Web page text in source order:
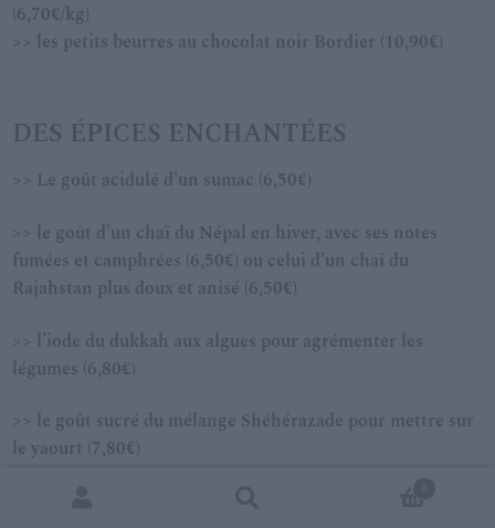
(6,70€/kg)
>> les petits beurres au chocolat noir Bordier (10,90€)
DES ÉPICES ENCHANTÉES
>> Le goût acidulé d’un sumac (6,50€)
>> le goût d’un chaï du Népal en hiver, avec ses notes
fumées et camphrées (6,50€) ou celui d’un chaï du
Rajahstan plus doux et anisé (6,50€)
>> l’iode du dukkah aux algues pour agrémenter les
légumes (6,80€)
>> le goût sucré du mélange Shéhérazade pour mettre sur
le yaourt (7,80€)